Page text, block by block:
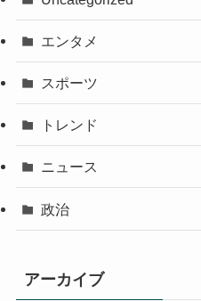
エンタメ
スポーツ
トレンド
ニュース
政治
アーカイブ